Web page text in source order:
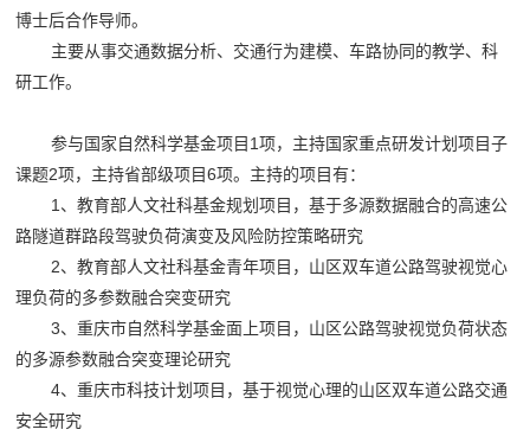
博士后合作导师。
主要从事交通数据分析、交通行为建模、车路协同的教学、科
研工作。
参与国家自然科学基金项目1项，主持国家重点研发计划项目子
课题2项，主持省部级项目6项。主持的项目有：
1、教育部人文社科基金规划项目，基于多源数据融合的高速公
路隧道群路段驾驶负荷演变及风险防控策略研究
2、教育部人文社科基金青年项目，山区双车道公路驾驶视觉心
理负荷的多参数融合突变研究
3、重庆市自然科学基金面上项目，山区公路驾驶视觉负荷状态
的多源参数融合突变理论研究
4、重庆市科技计划项目，基于视觉心理的山区双车道公路交通
安全研究